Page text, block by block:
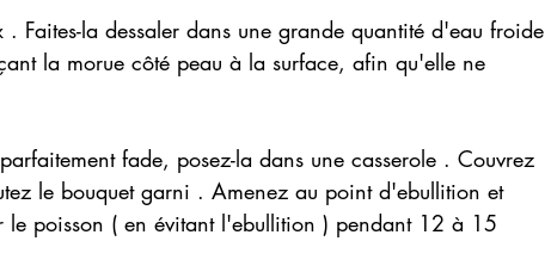
la dessaler dans une grande quantité d'eau froide
la morue côté peau à la surface, afin qu'elle ne
fade, posez-la dans une casserole . Couvrez
le bouquet garni . Amenez au point d'ebullition et
le poisson ( en évitant l'ebullition ) pendant 12 à 15